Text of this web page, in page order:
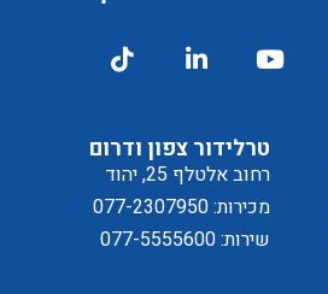
טרלידור צפון ודרום
רחוב אלטלף 25, יהוד
מכירות: 077-2307950
שירות: 077-5555600